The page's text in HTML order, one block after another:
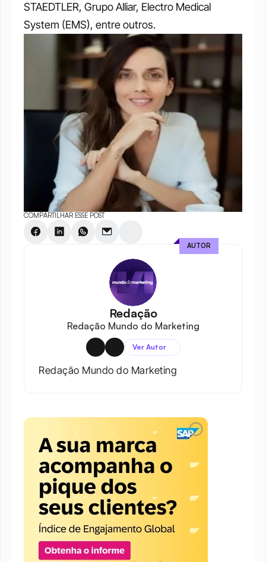
STAEDTLER, Grupo Alliar, Electro Medical
System (EMS), entre outros.
COMPARTILHAR ESSE POST
Redação
Redação Mundo do Marketing
Ver Autor
Redação Mundo do Marketing
AUTOR